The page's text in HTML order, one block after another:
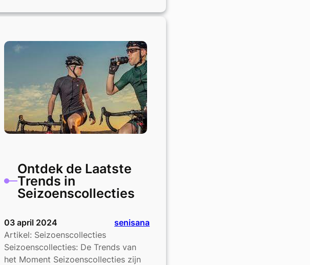
de
Stijl
Spijkerbroek!
Ontdek de Laatste
Trends in
Seizoenscollecties
03 april 2024
senisana
Artikel: Seizoenscollecties
Seizoenscollecties: De Trends van
het Moment Seizoenscollecties zijn